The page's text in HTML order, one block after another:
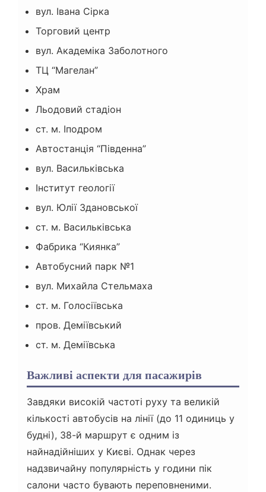
вул. Івана Сірка
Торговий центр
вул. Академіка Заболотного
ТЦ “Магелан”
Храм
Льодовий стадіон
ст. м. Іподром
Автостанція “Південна”
вул. Васильківська
Інститут геології
вул. Юлії Здановської
ст. м. Васильківська
Фабрика “Киянка”
Автобусний парк №1
вул. Михайла Стельмаха
ст. м. Голосіївська
пров. Деміївський
ст. м. Деміївська
Важливі аспекти для пасажирів
Завдяки високій частоті руху та великій
кількості автобусів на лінії (до 11 одиниць у
будні), 38-й маршрут є одним із
найнадійніших у Києві. Однак через
надзвичайну популярність у години пік
салони часто бувають переповненими.